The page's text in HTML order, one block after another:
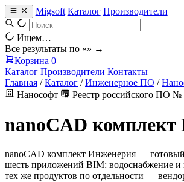
Migsoft Каталог Производители
Ищем…
Все результаты по «» →
Корзина 0
Каталог Производители Контакты
Главная / Каталог / Инженерное ПО /
Нанософт
Реестр российского ПО №
nanoCAD
nanoCAD комплект Инженерия —
шесть приложений BIM: водоснабжение и
тех же продуктов по отдельности —